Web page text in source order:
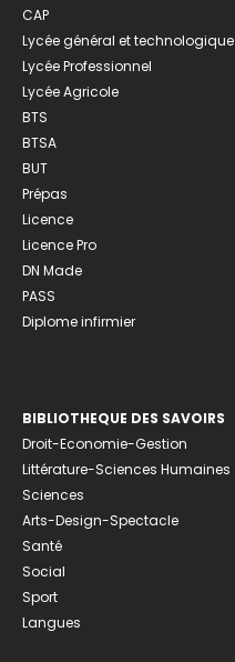
CAP
Lycée général et technologique
Lycée Professionnel
Lycée Agricole
BTS
BTSA
BUT
Prépas
Licence
Licence Pro
DN Made
PASS
Diplome infirmier
BIBLIOTHEQUE DES SAVOIRS
Droit-Economie-Gestion
Littérature-Sciences Humaines
Sciences
Arts-Design-Spectacle
Santé
Social
Sport
Langues